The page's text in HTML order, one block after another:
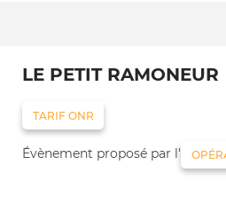
LE PETIT RAMONEUR
TARIF ONR
Évènement proposé par l'